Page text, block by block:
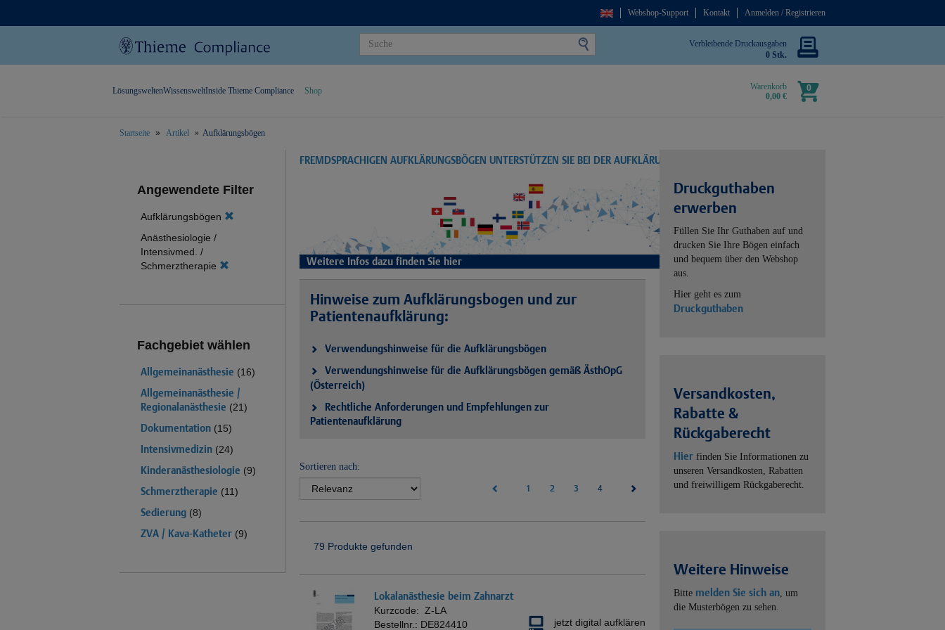
Webshop-Support Kontakt Anmelden / Registrieren
Verbleibende Druckausgaben
0 Stk.
Warenkorb
0,00 €
0
LösungsweltenWissensweltInside Thieme Compliance Shop
Startseite Artikel Aufklärungsbögen
Angewendete Filter
Aufklärungsbögen
Anästhesiologie /
Intensivmed. /
Schmerztherapie
Fachgebiet wählen
Allgemeinanästhesie (16)
Allgemeinanästhesie /
Regionalanästhesie (21)
Dokumentation (15)
Intensivmedizin (24)
Kinderanästhesiologie (9)
Schmerztherapie (11)
Sedierung (8)
ZVA / Kava-Katheter (9)
FREMDSPRACHIGEN AUFKLÄRUNGSBÖGEN UNTERSTÜTZEN SIE BEI DER AUFKLÄRUNG
Weitere Infos dazu finden Sie hier
Hinweise zum Aufklärungsbogen und zur
Patientenaufklärung:
Verwendungshinweise für die Aufklärungsbögen
Verwendungshinweise für die Aufklärungsbögen gemäß ÄsthOpG
(Österreich)
Rechtliche Anforderungen und Empfehlungen zur
Patientenaufklärung
Sortieren nach:
1 2 3 4(current)
79 Produkte gefunden
Lokalanästhesie beim Zahnarzt
Kurzcode: Z-LA
Bestellnr.: DE824410 jetzt digital aufklären
Druckguthaben
erwerben
Füllen Sie Ihr Guthaben auf und
drucken Sie Ihre Bögen einfach
und bequem über den Webshop
aus.
Hier geht es zum
Druckguthaben
Versandkosten,
Rabatte &
Rückgaberecht
Hier finden Sie Informationen zu
unseren Versandkosten, Rabatten
und freiwilligem Rückgaberecht.
Weitere Hinweise
Bitte melden Sie sich an, um
die Musterbögen zu sehen.